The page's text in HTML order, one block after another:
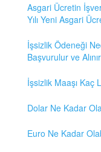
Asgari Ücretin
Yılı Yeni Asgari
İşsizlik Ödeneği
Başvurulur ve
İşsizlik Maaşı Kaç
Dolar Ne Kadar
Euro Ne Kadar